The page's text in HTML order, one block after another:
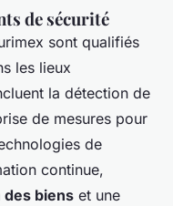
de sécurité
sont qualifiés
les lieux
la détection de
de mesures pour
de
continue,
biens et une